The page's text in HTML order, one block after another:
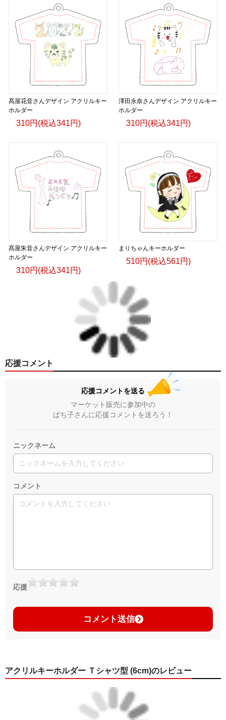
髙屋花音さんデザイン アクリルキー
ホルダー
310円(税込341円)
澤田永奈さんデザイン アクリルキー
ホルダー
310円(税込341円)
髙屋朱音さんデザイン アクリルキー
ホルダー
310円(税込341円)
まりちゃんキーホルダー
510円(税込561円)
応援コメント
応援コメントを送る
マーケット販売に参加中の
ぱち子さんに応援コメントを送ろう！
ニックネーム
コメント
応援
コメント送信
アクリルキーホルダー Ｔシャツ型 (6cm)のレビュー